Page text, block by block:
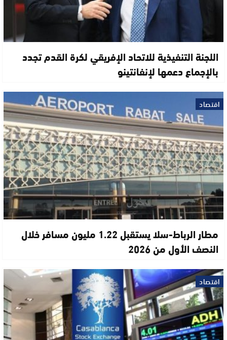
اللجنة التنفيذية للاتحاد الإفريقي لكرة القدم تجدد
بالإجماع دعمها لإنفانتينو
اقتصاد
مطار الرباط-سلا يستقبل 1.22 مليون مسافر خلال
النصف الأول من 2026
اقتصاد